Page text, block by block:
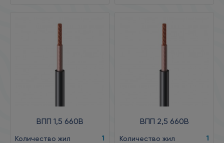
ВПП 1,5 660В
Количество жил 1
ВПП 2,5 660В
Количество жил 1